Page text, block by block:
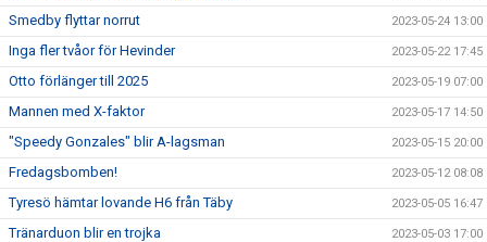
Smedby flyttar norrut 2023-05-24 13:00
Inga fler tvåor för Hevinder 2023-05-22 17:45
Otto förlänger till 2025 2023-05-19 07:00
Mannen med X-faktor 2023-05-17 14:50
"Speedy Gonzales" blir A-lagsman 2023-05-15 20:00
Fredagsbomben! 2023-05-12 08:08
Tyresö hämtar lovande H6 från Täby 2023-05-05 16:47
Tränarduon blir en trojka 2023-05-03 17:00